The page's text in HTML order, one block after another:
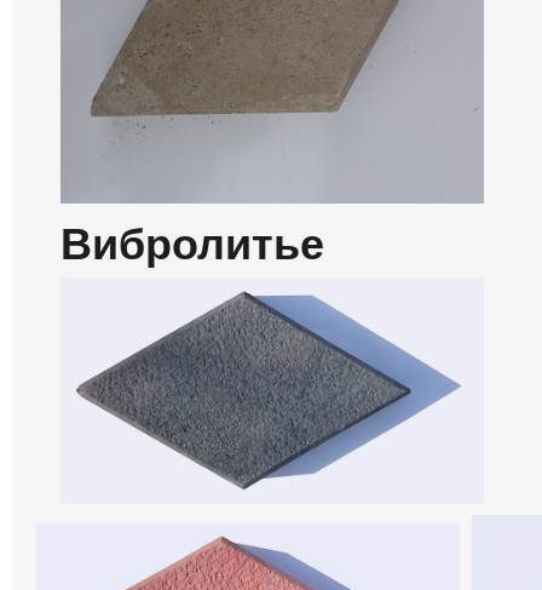
Вибролитье